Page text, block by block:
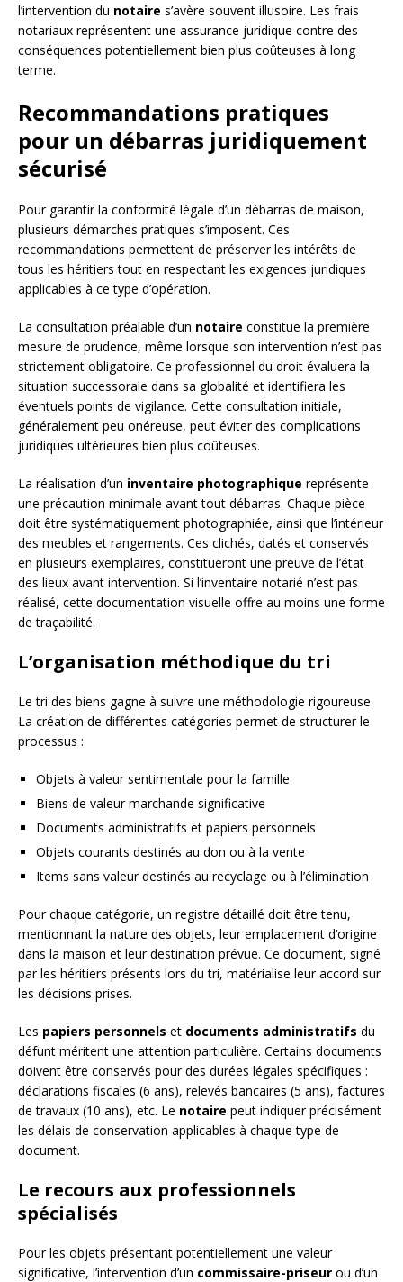
l’intervention du notaire s’avère souvent illusoire. Les frais
notariaux représentent une assurance juridique contre des
conséquences potentiellement bien plus coûteuses à long
terme.
Recommandations pratiques
pour un débarras juridiquement
sécurisé
Pour garantir la conformité légale d’un débarras de maison,
plusieurs démarches pratiques s’imposent. Ces
recommandations permettent de préserver les intérêts de
tous les héritiers tout en respectant les exigences juridiques
applicables à ce type d’opération.
La consultation préalable d’un notaire constitue la première
mesure de prudence, même lorsque son intervention n’est pas
strictement obligatoire. Ce professionnel du droit évaluera la
situation successorale dans sa globalité et identifiera les
éventuels points de vigilance. Cette consultation initiale,
généralement peu onéreuse, peut éviter des complications
juridiques ultérieures bien plus coûteuses.
La réalisation d’un inventaire photographique représente
une précaution minimale avant tout débarras. Chaque pièce
doit être systématiquement photographiée, ainsi que l’intérieur
des meubles et rangements. Ces clichés, datés et conservés
en plusieurs exemplaires, constitueront une preuve de l’état
des lieux avant intervention. Si l’inventaire notarié n’est pas
réalisé, cette documentation visuelle offre au moins une forme
de traçabilité.
L’organisation méthodique du tri
Le tri des biens gagne à suivre une méthodologie rigoureuse.
La création de différentes catégories permet de structurer le
processus :
Objets à valeur sentimentale pour la famille
Biens de valeur marchande significative
Documents administratifs et papiers personnels
Objets courants destinés au don ou à la vente
Items sans valeur destinés au recyclage ou à l’élimination
Pour chaque catégorie, un registre détaillé doit être tenu,
mentionnant la nature des objets, leur emplacement d’origine
dans la maison et leur destination prévue. Ce document, signé
par les héritiers présents lors du tri, matérialise leur accord sur
les décisions prises.
Les papiers personnels et documents administratifs du
défunt méritent une attention particulière. Certains documents
doivent être conservés pour des durées légales spécifiques :
déclarations fiscales (6 ans), relevés bancaires (5 ans), factures
de travaux (10 ans), etc. Le notaire peut indiquer précisément
les délais de conservation applicables à chaque type de
document.
Le recours aux professionnels
spécialisés
Pour les objets présentant potentiellement une valeur
significative, l’intervention d’un commissaire-priseur ou d’un